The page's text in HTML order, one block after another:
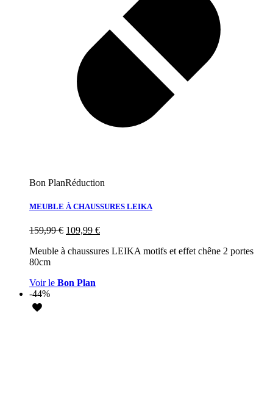
Bon PlanRéduction
MEUBLE À CHAUSSURES LEIKA
159,99€ 109,99 €
Meuble à chaussures LEIKA motifs et effet chêne 2 portes
80cm
Voir le Bon Plan
-44%